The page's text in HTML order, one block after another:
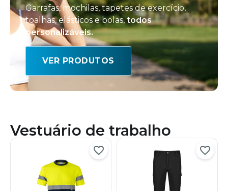
Garrafas, mochilas, tapetes de exercício,
toalhas, elásticos e bolas,todos
personalizáveis.
VER PRODUTOS
Vestuário de trabalho